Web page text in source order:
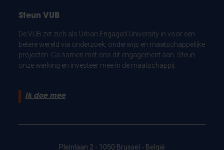
Steun VUB
De VUB zet zich als Urban Engaged University in voor een
betere wereld via onderzoek, onderwijs en maatschappelijke
projecten. Ga samen met ons dit engagement aan. Steun
onze werking en investeer mee in de maatschappij.
Ik doe mee
Pleinlaan 2 - 1050 Brussel - België